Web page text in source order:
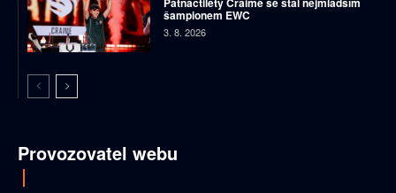
šampionem EWC
3. 8. 2026
Provozovatel webu